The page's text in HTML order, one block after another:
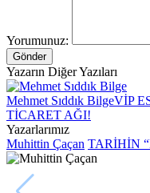
Yorumunuz:
Gönder
Yazarın Diğer Yazıları
Mehmet Sıddık Bilge​VİP
TİCARET AĞI!
Yazarlarımız
Muhittin Çaçan TARİHİN